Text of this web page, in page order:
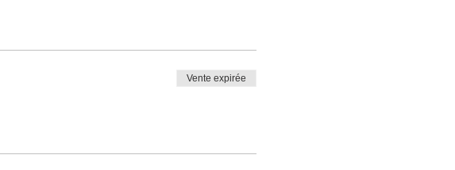
Vente expirée